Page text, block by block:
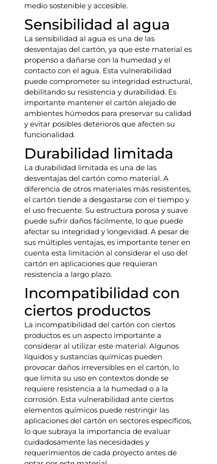
medio sostenible y accesible.
Sensibilidad al agua
La sensibilidad al agua es una de las
desventajas del cartón, ya que este material es
propenso a dañarse con la humedad y el
contacto con el agua. Esta vulnerabilidad
puede comprometer su integridad estructural,
debilitando su resistencia y durabilidad. Es
importante mantener el cartón alejado de
ambientes húmedos para preservar su calidad
y evitar posibles deterioros que afecten su
funcionalidad.
Durabilidad limitada
La durabilidad limitada es una de las
desventajas del cartón como material. A
diferencia de otros materiales más resistentes,
el cartón tiende a desgastarse con el tiempo y
el uso frecuente. Su estructura porosa y suave
puede sufrir daños fácilmente, lo que puede
afectar su integridad y longevidad. A pesar de
sus múltiples ventajas, es importante tener en
cuenta esta limitación al considerar el uso del
cartón en aplicaciones que requieran
resistencia a largo plazo.
Incompatibilidad con
ciertos productos
La incompatibilidad del cartón con ciertos
productos es un aspecto importante a
considerar al utilizar este material. Algunos
líquidos y sustancias químicas pueden
provocar daños irreversibles en el cartón, lo
que limita su uso en contextos donde se
requiere resistencia a la humedad o a la
corrosión. Esta vulnerabilidad ante ciertos
elementos químicos puede restringir las
aplicaciones del cartón en sectores específicos,
lo que subraya la importancia de evaluar
cuidadosamente las necesidades y
requerimientos de cada proyecto antes de